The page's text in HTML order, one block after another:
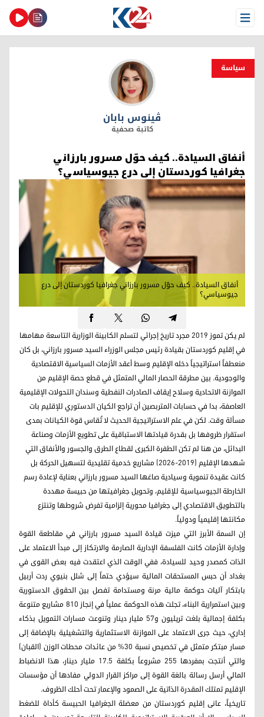
Open Menu
سیاسة
ڤینوس بابان
ڤینوس بابان
كاتبة صحفية
أنفاق السيادة.. كيف حوّل مسرور بارزاني
جغرافيا كوردستان إلى درع جيوسياسي؟
أنفاق السيادة.. كيف حوّل مسرور بارزاني جغرافيا كوردستان إلى درع
جيوسياسي؟
لم يكن تموز 2019 مجرد تاريخ إجرائي لتسلم الكابينة الوزارية التاسعة مهامها
في إقليم كوردستان بقيادة رئيس مجلس الوزراء السيد مسرور بارزاني، بل كان
منعطفاً استراتيجياً دخله الإقليم وسط أعقد الأزمات السياسية الاقتصادية
والوجودية. بين مطرقة الحصار المالي المتمثل في قطع حصة الإقليم من
الموازنة الاتحادية وسلاح إيقاف الصادرات النفطية وسندان التحولات الإقليمية
العاصفة، بدا في حسابات المتربصين أن تراجع الكيان الدستوري للإقليم بات
مسألة وقت. لكن في علم الاستراتيجية الحديث لا تُقاس قوة الكيانات بمدى
استقرار ظروفها بل بقدرة قيادتها الاستباقية على تطويع الأزمات وصناعة
البدائل، من هنا لم تكن الطفرة الكبرى لقطاع الطرق والجسور والأنفاق التي
شهدها الإقليم (2019-2026) مشاريع خدمية تقليدية لتسهيل الحركة بل
كانت عقيدة تنموية وسيادية صاغها السيد مسرور بارزاني بعناية لإعادة رسم
الخارطة الجيوسياسية للإقليم، وتحويل جغرافيتها من حبيسة مهددة
بالتطويق الاقتصادي إلى جغرافيا محورية إلزامية تفرض شروطها وتنتزع
مكانتها إقليمياً ودولياً.
إن السمة الأبرز التي ميزت قيادة السيد مسرور بارزاني في مقاطعة القوة
وإدارة الأزمات كانت الفلسفة الإدارية الصارمة والارتكاز إلى مبدأ الاعتماد على
الذات كمصدر وحيد للسيادة، ففي الوقت الذي اعتقدت فيه بعض القوى في
بغداد أن حبس المستحقات المالية سيؤدي حتماً إلى شلل بنيوي ردت أربيل
بابتكار آليات حوكمة مالية مرنة ومستدامة تفصل بين الحقوق الدستورية
وبين استمرارية البناء، تجلت هذه الحوكمة عملياً في إنجاز 810 مشاريع متنوعة
بكلفة إجمالية بلغت تريليون و57 مليار دينار وتنوعت مسارات التمويل بذكاء
إداري، حيث جرى الاعتماد على الموازنة الاستثمارية والتشغيلية بالإضافة إلى
مسار مبتكر متمثل في تخصيص نسبة 30% من عائدات محطات الوزن (القبان)
والتي أنتجت بمفردها 255 مشروعاً بكلفة 17.5 مليار دينار، هذا الانضباط
المالي أرسل رسالة بالغة القوة إلى مراكز القرار الدولي مفادها أن مؤسسات
الإقليم تمتلك المقدرة الذاتية على الصمود والإعمار تحت أحلك الظروف.
تاريخياً، عانى إقليم كوردستان من معضلة الجغرافيا الحبيسة كأداة للضغط